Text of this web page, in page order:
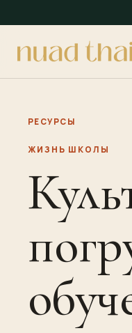
РЕСУРСЫ
ЖИЗНЬ ШКОЛЫ